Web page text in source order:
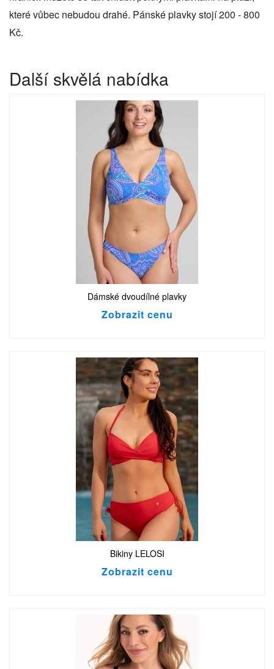
které vůbec nebudou drahé. Pánské plavky stojí 200 - 800
Kč.
Další skvělá nabídka
Dámské dvoudílné plavky
Zobrazit cenu
Bikiny LELOSI
Zobrazit cenu